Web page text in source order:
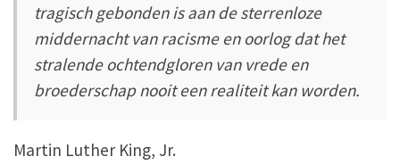
tragisch gebonden is aan de sterrenloze
middernacht van racisme en oorlog dat het
stralende ochtendgloren van vrede en
broederschap nooit een realiteit kan worden.
Martin Luther King, Jr.